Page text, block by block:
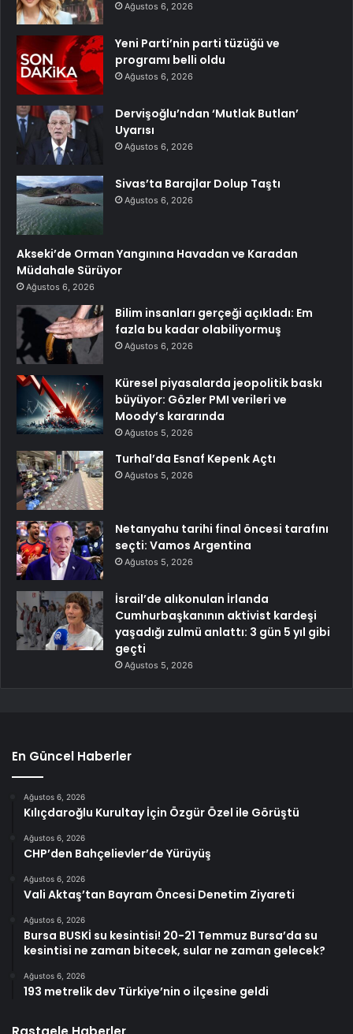
Ağustos 6, 2026
Yeni Parti’nin parti tüzüğü ve
programı belli oldu
Ağustos 6, 2026
Dervişoğlu’ndan ‘Mutlak Butlan’
Uyarısı
Ağustos 6, 2026
Sivas’ta Barajlar Dolup Taştı
Ağustos 6, 2026
Akseki’de Orman Yangınına Havadan ve Karadan
Müdahale Sürüyor
Ağustos 6, 2026
Bilim insanları gerçeği açıkladı: Em
fazla bu kadar olabiliyormuş
Ağustos 6, 2026
Küresel piyasalarda jeopolitik baskı
büyüyor: Gözler PMI verileri ve
Moody’s kararında
Ağustos 5, 2026
Turhal’da Esnaf Kepenk Açtı
Ağustos 5, 2026
Netanyahu tarihi final öncesi tarafını
seçti: Vamos Argentina
Ağustos 5, 2026
İsrail’de alıkonulan İrlanda
Cumhurbaşkanının aktivist kardeşi
yaşadığı zulmü anlattı: 3 gün 5 yıl gibi
geçti
Ağustos 5, 2026
En Güncel Haberler
Ağustos 6, 2026
Kılıçdaroğlu Kurultay İçin Özgür Özel ile Görüştü
Ağustos 6, 2026
CHP’den Bahçelievler’de Yürüyüş
Ağustos 6, 2026
Vali Aktaş’tan Bayram Öncesi Denetim Ziyareti
Ağustos 6, 2026
Bursa BUSKİ su kesintisi! 20-21 Temmuz Bursa’da su
kesintisi ne zaman bitecek, sular ne zaman gelecek?
Ağustos 6, 2026
193 metrelik dev Türkiye’nin o ilçesine geldi